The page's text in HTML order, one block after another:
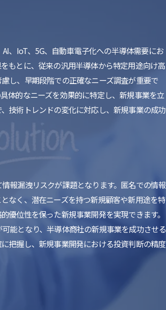
、IoT、5G、自動車電子化への半導体需要にお
もとに、従来の汎用半導体から特定用途向け高
し、早期段階での正確なニーズ調査が重要で
体的なニーズを効果的に特定し、新規事業を立
技術トレンドの変化に対応し、新規事業の成功
報漏洩リスクが課題となります。匿名での情報
なく、潜在ニーズを持つ新規顧客や新用途を特
位性を保った新規事業開発を実現できます。
能となり、半導体商社の新規事業を成功させる
把握し、新規事業開発における投資判断の精度